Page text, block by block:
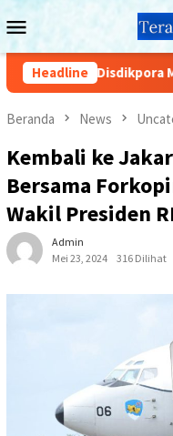
ke
Mobile
Headline
Disdikpora Majene:
Beranda News
Kembali ke
Bersama
Wakil Presiden
Admin
Mei 23, 2024
316 Dilihat